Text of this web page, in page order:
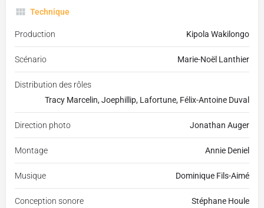
Technique
Production Kipola Wakilongo
Scénario Marie-Noël Lanthier
Distribution des rôles
Tracy Marcelin, Joephillip, Lafortune, Félix-Antoine Duval
Direction photo Jonathan Auger
Montage Annie Deniel
Musique Dominique Fils-Aimé
Conception sonore Stéphane Houle